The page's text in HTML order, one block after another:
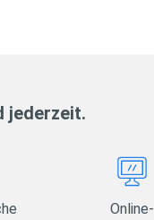
jederzeit.
Online-